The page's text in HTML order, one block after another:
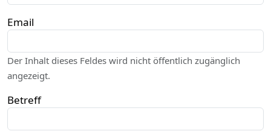
Email
Der Inhalt dieses Feldes wird nicht öffentlich zugänglich
angezeigt.
Betreff